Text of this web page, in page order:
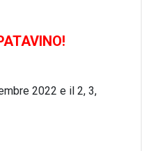
2022 e il 2, 3,